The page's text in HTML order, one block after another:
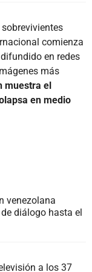
comienza
en redes
más
muestra el
en medio
venezolana
diálogo hasta el
a los 37